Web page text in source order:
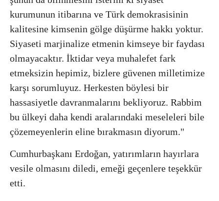
kurumunun itibarına ve Türk demokrasisinin
kalitesine kimsenin gölge düşürme hakkı yoktur.
Siyaseti marjinalize etmenin kimseye bir faydası
olmayacaktır. İktidar veya muhalefet fark
etmeksizin hepimiz, bizlere güvenen milletimize
karşı sorumluyuz. Herkesten böylesi bir
hassasiyetle davranmalarını bekliyoruz. Rabbim
bu ülkeyi daha kendi aralarındaki meseleleri bile
çözemeyenlerin eline bırakmasın diyorum."
Cumhurbaşkanı Erdoğan, yatırımların hayırlara
vesile olmasını diledi, emeği geçenlere teşekkür
etti.